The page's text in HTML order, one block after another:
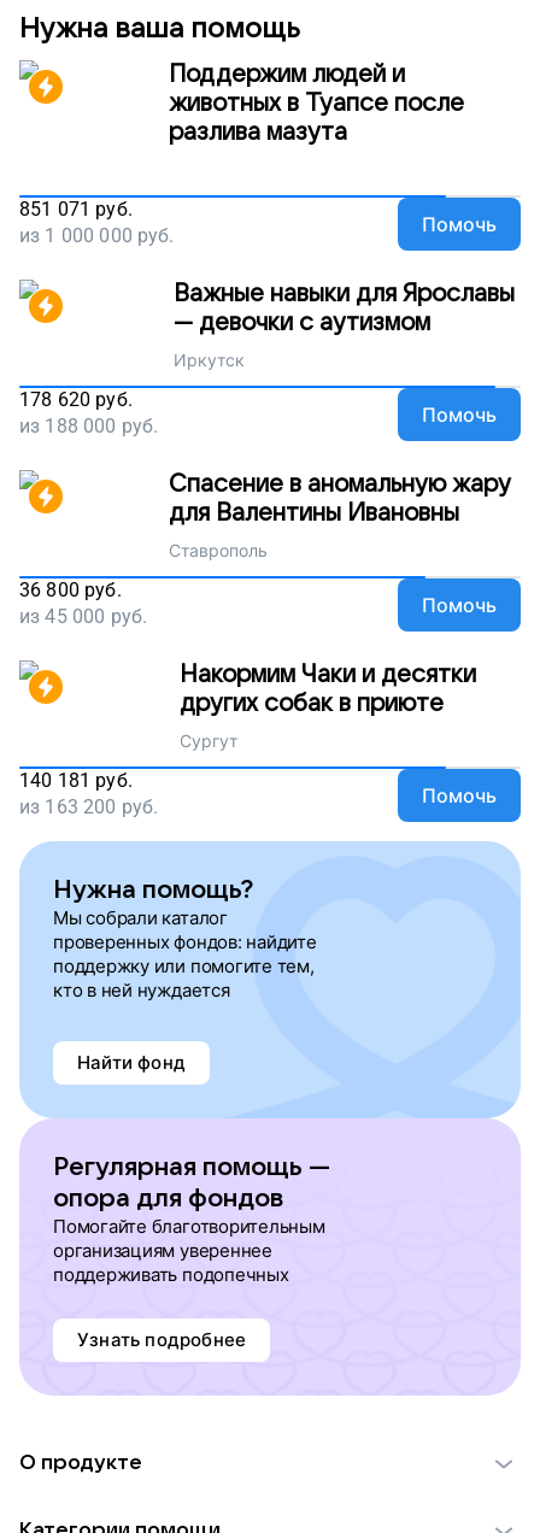
Нужна ваша помощь
Поддержим людей и
животных в Туапсе после
разлива мазута
851 071 руб.
из 1 000 000 руб. Помочь
Важные навыки для Ярославы
— девочки с аутизмом
Иркутск
178 620 руб.
из 188 000 руб. Помочь
Спасение в аномальную жару
для Валентины Ивановны
Ставрополь
36 800 руб.
из45 000 руб. Помочь
Накормим Чаки и десятки
других собак в приюте
Сургут
140 181 руб.
из 163 200 руб. Помочь
Нужна помощь?
Мы собрали каталог
проверенных фондов: найдите
поддержку или помогите тем,
кто в ней нуждается
Найти фонд
Регулярная помощь —
опора для фондов
Помогайте благотворительным
организациям увереннее
поддерживать подопечных
Узнать подробнее
О продукте